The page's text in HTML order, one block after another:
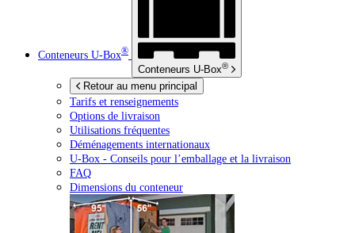
Conteneurs U-Box®
Conteneurs U-Box®
Retour au menu principal
Tarifs et renseignements
Options de livraison
Utilisations fréquentes
Déménagements internationaux
U-Box - Conseils pour l’emballage et la livraison
FAQ
Dimensions du conteneur